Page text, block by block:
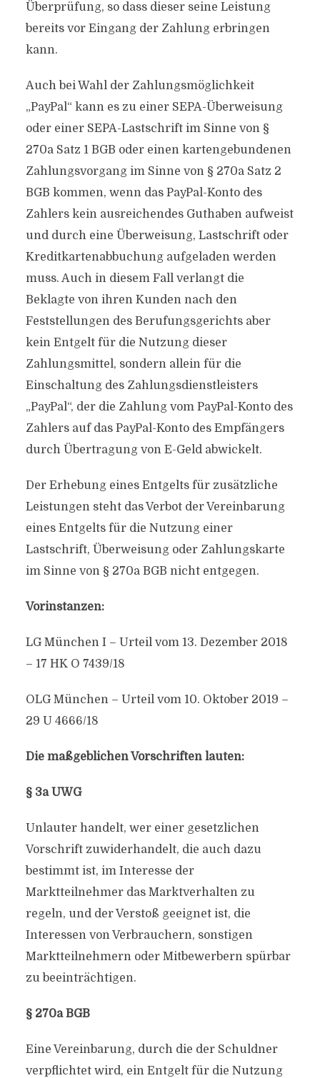
Überprüfung, so dass dieser seine Leistung
bereits vor Eingang der Zahlung erbringen
kann.
Auch bei Wahl der Zahlungsmöglichkeit
„PayPal“ kann es zu einer SEPA-Überweisung
oder einer SEPA-Lastschrift im Sinne von §
270a Satz 1 BGB oder einen kartengebundenen
Zahlungsvorgang im Sinne von § 270a Satz 2
BGB kommen, wenn das PayPal-Konto des
Zahlers kein ausreichendes Guthaben aufweist
und durch eine Überweisung, Lastschrift oder
Kreditkartenabbuchung aufgeladen werden
muss. Auch in diesem Fall verlangt die
Beklagte von ihren Kunden nach den
Feststellungen des Berufungsgerichts aber
kein Entgelt für die Nutzung dieser
Zahlungsmittel, sondern allein für die
Einschaltung des Zahlungsdienstleisters
„PayPal“, der die Zahlung vom PayPal-Konto des
Zahlers auf das PayPal-Konto des Empfängers
durch Übertragung von E-Geld abwickelt.
Der Erhebung eines Entgelts für zusätzliche
Leistungen steht das Verbot der Vereinbarung
eines Entgelts für die Nutzung einer
Lastschrift, Überweisung oder Zahlungskarte
im Sinne von § 270a BGB nicht entgegen.
Vorinstanzen:
LG München I – Urteil vom 13. Dezember 2018
– 17 HK O 7439/18
OLG München – Urteil vom 10. Oktober 2019 –
29 U 4666/18
Die maßgeblichen Vorschriften lauten:
§ 3a UWG
Unlauter handelt, wer einer gesetzlichen
Vorschrift zuwiderhandelt, die auch dazu
bestimmt ist, im Interesse der
Marktteilnehmer das Marktverhalten zu
regeln, und der Verstoß geeignet ist, die
Interessen von Verbrauchern, sonstigen
Marktteilnehmern oder Mitbewerbern spürbar
zu beeinträchtigen.
§ 270a BGB
Eine Vereinbarung, durch die der Schuldner
verpflichtet wird, ein Entgelt für die Nutzung